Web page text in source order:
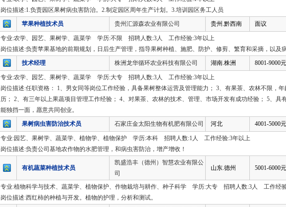
岗位描述:1.负责园区果树病虫害防治。2.制定园区周年生产计划。3.培训园区务工人员
苹果种植技术员
贵州汇源森农业有限公司 贵州.黔西南 面议
专业:农学、园艺、果树学、蔬菜学 学历:不限 招聘人数:3人 工作经验:3年以上
岗位描述:负责苹果基地的前期规划，日后生产管理，指导果树种植、施肥、防护、修剪、繁育和采摘，以及
技术经理
株洲龙华循环农业科技有限公司 湖南.株洲 8001-9000元
专业:农学、园艺、果树学、蔬菜学 学历:大专 招聘人数:3人 工作经验:3年以上
岗位描述:任职资格： 1、男女同等岗位工作经验，具备果树整体运营及管理能力； 3、有果茶、农林不限，
历； 2、有三年以上果蔬项目管理工作经验； 4、对果茶、农林的技术、管理、市场开发有成功经验； 5、具
能独挡一面，愿意共同创业。
果树病虫害防治技术员
石家庄金太阳生物有机肥有限公司 河北 4001-5000元
专业:园艺、果树学、蔬菜学、植物学、植物保护 学历:本科 招聘人数:1人 工作经验:3年以上
岗位描述:负责公司基地农作物的水肥管理，和病虫害防治，增产增收！
有机蔬菜种植技术员
凯盛浩丰（德州）智慧农业有限公
司
山东.德州 5001-6000元
专业:植物科学与技术、蔬菜学、植物保护、作物栽培与耕作、种子科学 学历:大专 招聘人数:3人 工作经
岗位描述:西红柿的种植与开发。植物的护理，分析和测试。